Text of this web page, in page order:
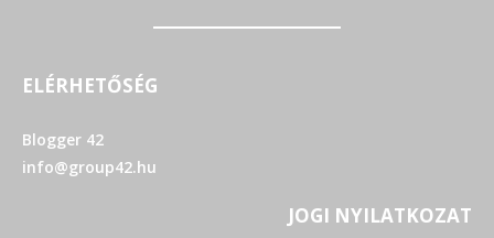
ELÉRHETŐSÉG
Blogger 42
info@group42.hu
JOGI NYILATKOZAT